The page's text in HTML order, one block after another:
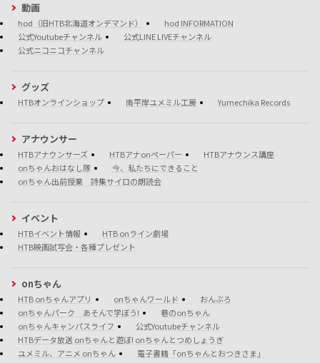
動画
hod（旧HTB北海道オンデマンド）
hod INFORMATION
公式Youtubeチャンネル
公式LINE LIVEチャンネル
公式ニコニコチャンネル
グッズ
HTBオンラインショップ 南平岸ユメミル工房 Yumechika Records
アナウンサー
HTBアナウンサーズ HTBアナonペーパー
HTBアナウンス講座
onちゃんおはなし隊
今、私たちにできること
onちゃん出前授業 詩集サイロの朗読会
イベント
HTBイベント情報
HTB onライン劇場
HTB映画試写会・各種プレゼント
onちゃん
HTB onちゃんアプリ onちゃんワールド
おんぶろ
onちゃんパーク あそんで学ぼう!
巷のonちゃん
onちゃんキャンパスライフ
公式Youtubeチャンネル
HTBデータ放送 onちゃんと遊ぼ! onちゃんとつめしょうぎ
ユメミル、アニメ onちゃん
電子書籍「onちゃんとおつきさま」